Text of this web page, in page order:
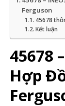
Ferguson
45678
Kết luận
45678
Hợp